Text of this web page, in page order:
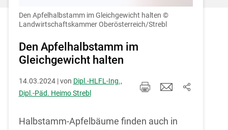
Einstellungen jederzeit einsehen und
korrigieren
Akzeptieren
Den Apfelhalbstamm im Gleichgewicht halten ©
Landwirtschaftskammer Oberösterreich/Strebl
Den Apfelhalbstamm im
Gleichgewicht halten
14.03.2024 | von Dipl.-HLFL-Ing.,
Dipl.-Päd. Heimo Strebl
Halbstamm-Apfelbäume finden auch in